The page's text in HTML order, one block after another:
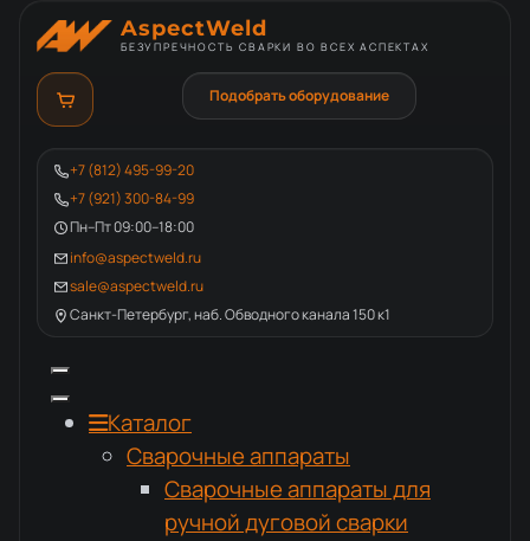
AspectWeld
БЕЗУПРЕЧНОСТЬ СВАРКИ ВО ВСЕХ АСПЕКТАХ
+7 (812) 495-99-20
+7 (921) 300-84-99
Пн–Пт 09:00–18:00
info@aspectweld.ru
sale@aspectweld.ru
Санкт-Петербург, наб. Обводного канала 150 к1
Подобрать оборудование
Каталог
Сварочные аппараты
Сварочные аппараты для
ручной дуговой сварки